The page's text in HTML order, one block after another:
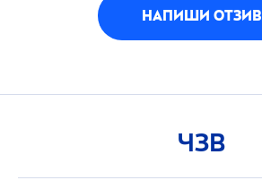
НАПИШИ ОТЗИВ
ЧЗВ